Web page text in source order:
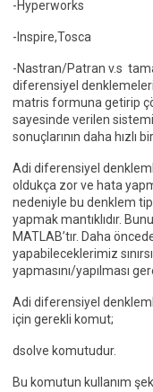
-Hyperworks
-Inspire,Tosca
-Nastran/Patran v.s
diferensiyel
matris formuna getirip
sayesinde verilen
sonuçlarının daha hızlı
Adi diferensiyel
oldukça zor ve hata
nedeniyle bu denklem
yapmak mantıklıdır.
MATLAB’tır. Daha
yapabileceklerimiz
yapmasını/yapılması
Adi diferensiyel
için gerekli komut;
dsolve komutudur.
Bu komutun kullanım